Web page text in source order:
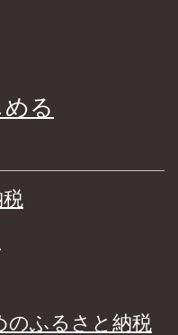
る
のふるさと納税